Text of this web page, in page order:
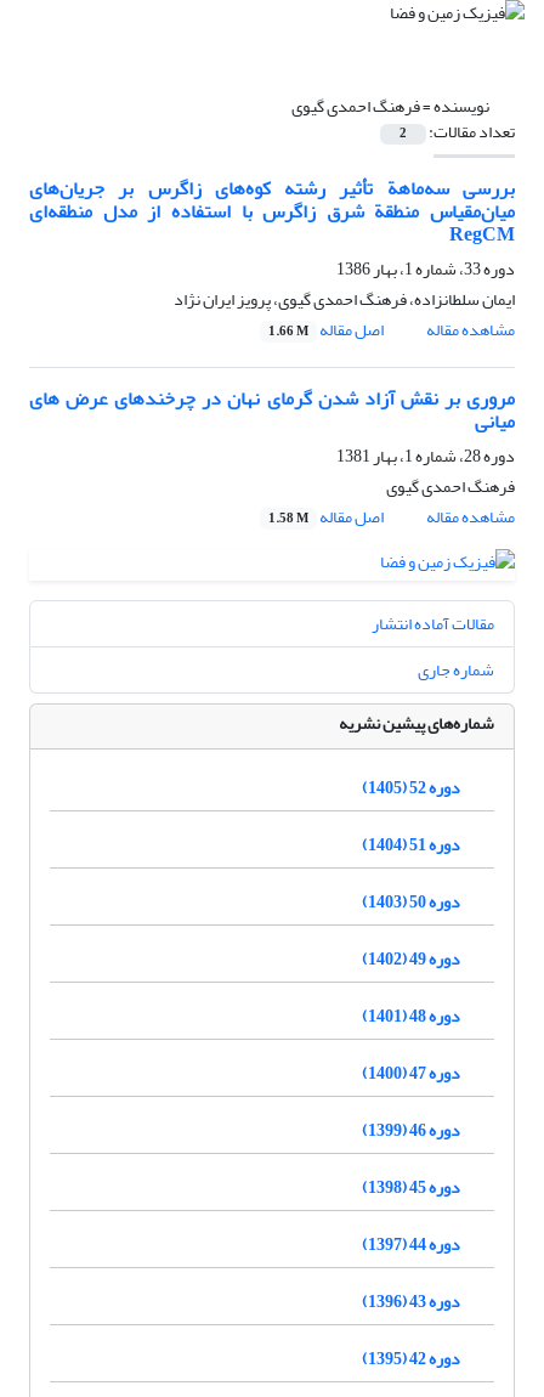
نویسنده =فرهنگ احمدی گیوی
تعداد مقالات: 2
بررسی سه‌ماهة تأثیر رشته کوه‌های زاگرس بر جریان‌های
میان‌مقیاس منطقة شرق زاگرس با استفاده از مدل منطقه‌ای
RegCM
دوره 33، شماره 1، بهار 1386
ایمان سلطانزاده، فرهنگ احمدی گیوی، پرویز ایران نژاد
مشاهده مقاله
اصل مقاله 1.66 M
مروری بر نقش آزاد شدن گرمای نهان در چرخندهای عرض های
میانی
دوره 28، شماره 1، بهار 1381
فرهنگ احمدی گیوی
مشاهده مقاله
اصل مقاله 1.58 M
مقالات آماده انتشار
شماره جاری
شماره‌های پیشین نشریه
دوره 52 (1405)
دوره 51 (1404)
دوره 50 (1403)
دوره 49 (1402)
دوره 48 (1401)
دوره 47 (1400)
دوره 46 (1399)
دوره 45 (1398)
دوره 44 (1397)
دوره 43 (1396)
دوره 42 (1395)